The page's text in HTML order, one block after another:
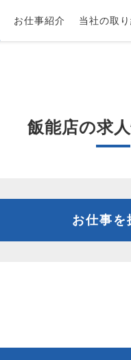
お仕事紹介 当社の取
飯能店の求
お仕事を